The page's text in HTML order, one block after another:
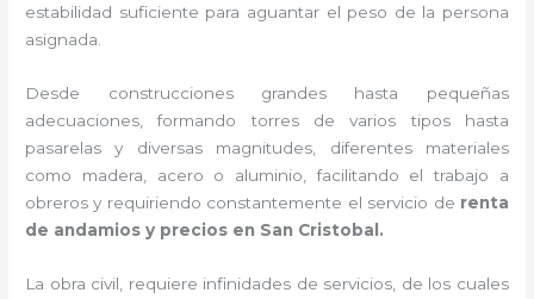
estabilidad suficiente para aguantar el peso de la persona
asignada.
Desde construcciones grandes hasta pequeñas
adecuaciones, formando torres de varios tipos hasta
pasarelas y diversas magnitudes, diferentes materiales
como madera, acero o aluminio, facilitando el trabajo a
obreros y requiriendo constantemente el servicio de renta
de andamios y precios en San Cristobal.
La obra civil, requiere infinidades de servicios, de los cuales